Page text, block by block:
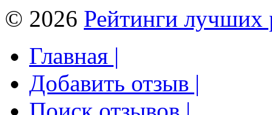
© 2026 Рейтинги лучших
Главная |
Добавить отзыв |